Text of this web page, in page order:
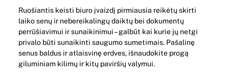
Ruošiantis keisti biuro įvaizdį pirmiausia reikėtų skirti
laiko senų ir nebereikalingų daiktų bei dokumentų
perrūšiavimui ir sunaikinimui – galbūt kai kurie jų netgi
privalo būti sunaikinti saugumo sumetimais. Pašalinę
senus baldus ir atlaisvinę erdves, išnaudokite progą
giluminiam kilimų ir kitų paviršių valymui.